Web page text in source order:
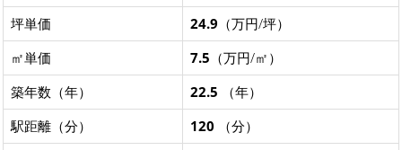
坪単価
24.9 （万円/坪）
㎡単価
7.5 （万円/㎡）
築年数（年）
22.5 （年）
駅距離（分）
120 （分）